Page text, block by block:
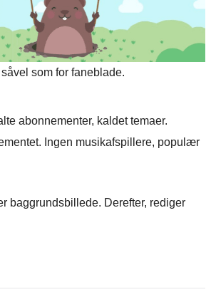
som for faneblade.
abonnementer, kaldet temaer.
Ingen musikafspillere, populær
baggrundsbillede. Derefter, rediger